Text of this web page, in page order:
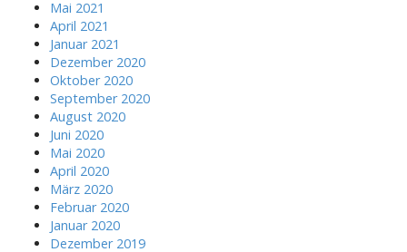
Mai 2021
April 2021
Januar 2021
Dezember 2020
Oktober 2020
September 2020
August 2020
Juni 2020
Mai 2020
April 2020
März 2020
Februar 2020
Januar 2020
Dezember 2019